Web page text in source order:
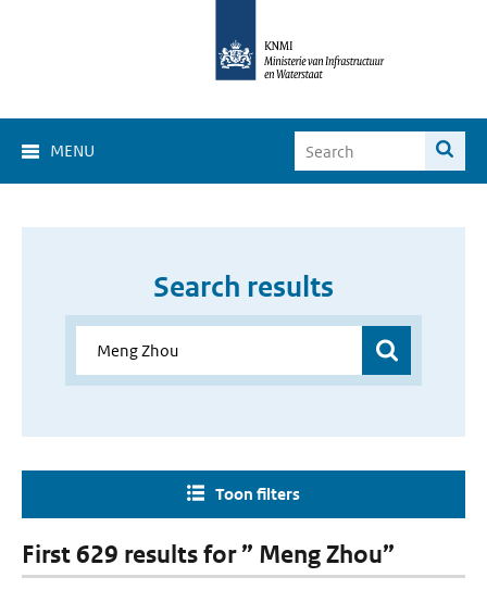
MENU
Search results
Toon filters
First 629 results for ” Meng Zhou”